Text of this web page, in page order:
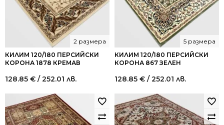
КИЛИМ 120/180 ПЕРСИЙСКИ
КОРОНА 1878 КРЕМАВ
2 размера
128.85 € / 252.01 лв.
КИЛИМ 120/180 ПЕРСИЙСКИ
КОРОНА 867 ЗЕЛЕН
5 размера
128.85 € / 252.01 лв.